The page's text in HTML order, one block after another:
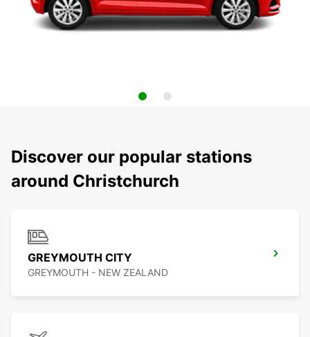
Discover our popular stations
around Christchurch
GREYMOUTH CITY
GREYMOUTH - NEW ZEALAND